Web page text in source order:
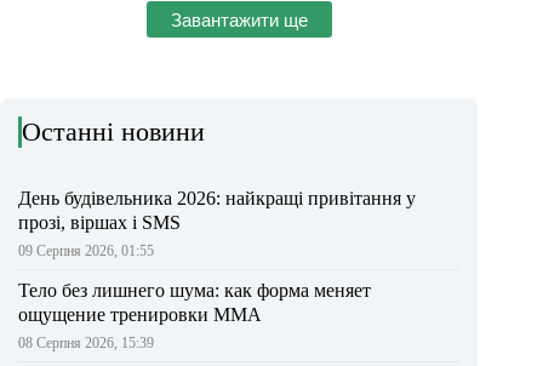
Завантажити ще
Останні новини
День будівельника 2026: найкращі привітання у
прозі, віршах і SMS
09 Серпня 2026, 01:55
Тело без лишнего шума: как форма меняет
ощущение тренировки ММА
08 Серпня 2026, 15:39